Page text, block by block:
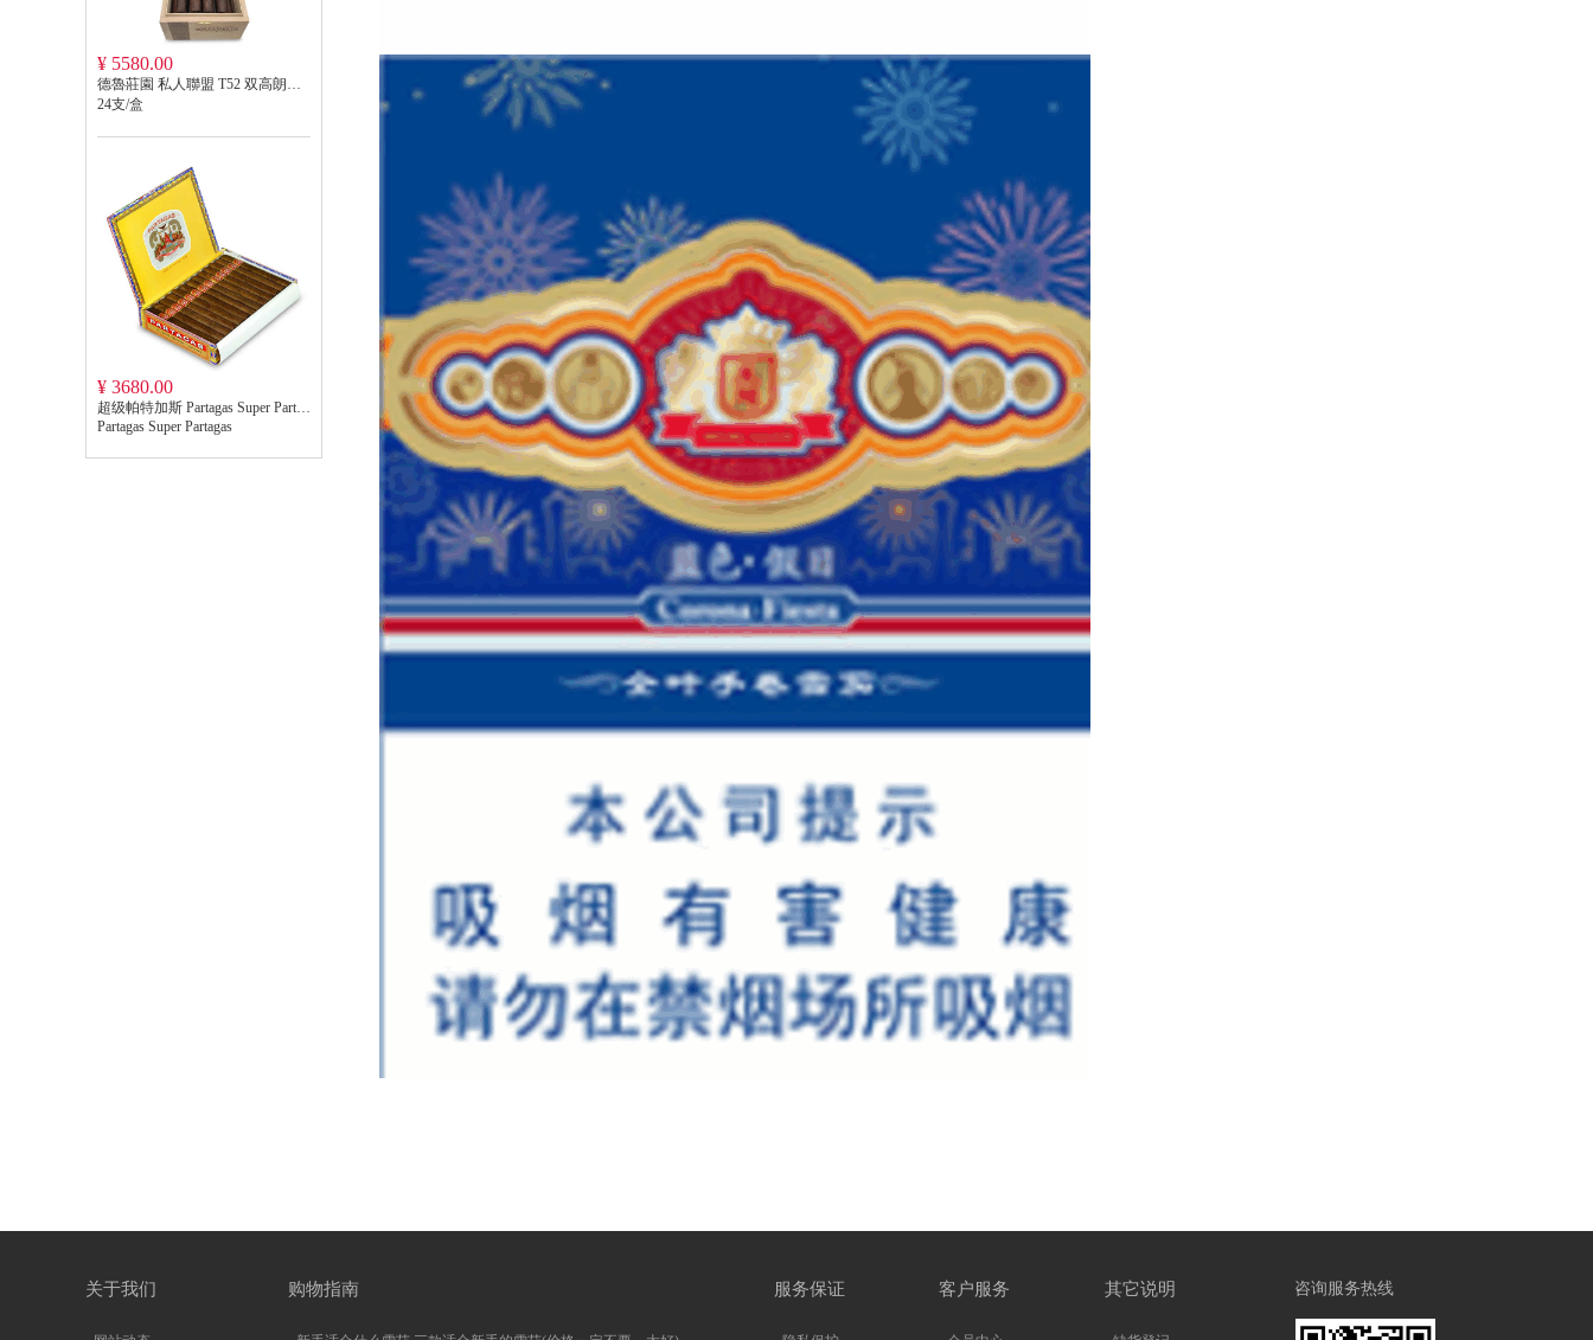
¥ 5580.00
24支/盒
¥ 3680.00
Partagas Super Partagas
关于我们 购物指南 服务保证 客户服务 其它说明 咨询服务热线